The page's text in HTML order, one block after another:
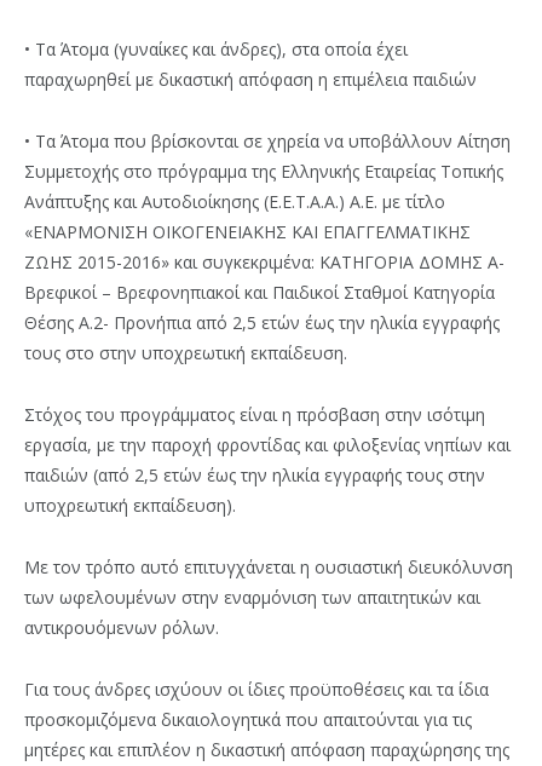
• Τα Άτομα (γυναίκες και άνδρες), στα οποία έχει
παραχωρηθεί με δικαστική απόφαση η επιμέλεια παιδιών
• Τα Άτομα που βρίσκονται σε χηρεία να υποβάλλουν Αίτηση
Συμμετοχής στο πρόγραμμα της Ελληνικής Εταιρείας Τοπικής
Ανάπτυξης και Αυτοδιοίκησης (Ε.Ε.Τ.Α.Α.) Α.Ε. με τίτλο
«ΕΝΑΡΜΟΝΙΣΗ ΟΙΚΟΓΕΝΕΙΑΚΗΣ ΚΑΙ ΕΠΑΓΓΕΛΜΑΤΙΚΗΣ
ΖΩΗΣ 2015-2016» και συγκεκριμένα: ΚΑΤΗΓΟΡΙΑ ΔΟΜΗΣ Α-
Βρεφικοί – Βρεφονηπιακοί και Παιδικοί Σταθμοί Κατηγορία
Θέσης Α.2- Προνήπια από 2,5 ετών έως την ηλικία εγγραφής
τους στο στην υποχρεωτική εκπαίδευση.
Στόχος του προγράμματος είναι η πρόσβαση στην ισότιμη
εργασία, με την παροχή φροντίδας και φιλοξενίας νηπίων και
παιδιών (από 2,5 ετών έως την ηλικία εγγραφής τους στην
υποχρεωτική εκπαίδευση).
Με τον τρόπο αυτό επιτυγχάνεται η ουσιαστική διευκόλυνση
των ωφελουμένων στην εναρμόνιση των απαιτητικών και
αντικρουόμενων ρόλων.
Για τους άνδρες ισχύουν οι ίδιες προϋποθέσεις και τα ίδια
προσκομιζόμενα δικαιολογητικά που απαιτούνται για τις
μητέρες και επιπλέον η δικαστική απόφαση παραχώρησης της